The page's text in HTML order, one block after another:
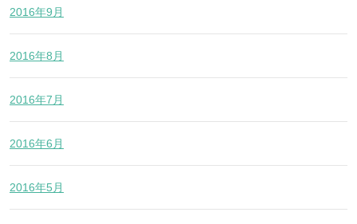
2016年9月
2016年8月
2016年7月
2016年6月
2016年5月